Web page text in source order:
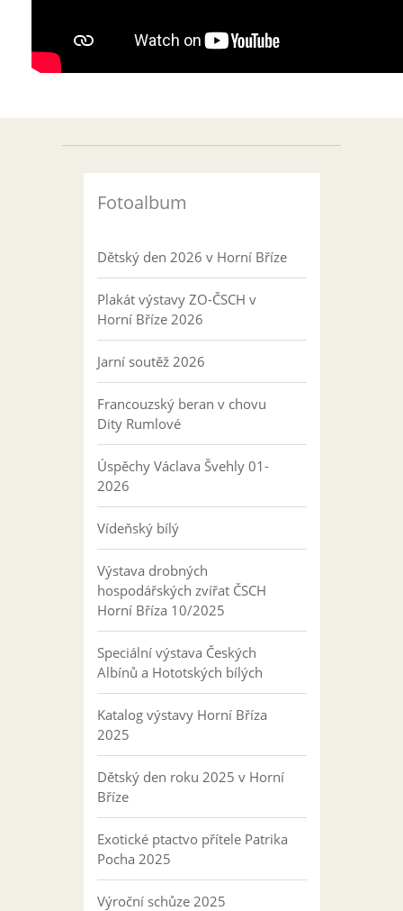
Fotoalbum
Dětský den 2026 v Horní Bříze
Plakát výstavy ZO-ČSCH v
Horní Bříze 2026
Jarní soutěž 2026
Francouzský beran v chovu
Dity Rumlové
Úspěchy Václava Švehly 01-
2026
Vídeňský bílý
Výstava drobných
hospodářských zvířat ČSCH
Horní Bříza 10/2025
Speciální výstava Českých
Albínů a Hototských bílých
Katalog výstavy Horní Bříza
2025
Dětský den roku 2025 v Horní
Bříze
Exotické ptactvo přítele Patrika
Pocha 2025
Výroční schůze 2025